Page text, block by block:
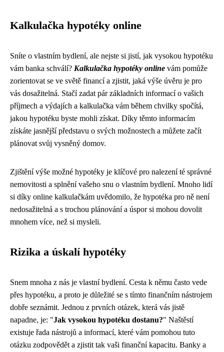
Kalkulačka hypotéky online
Sníte o vlastním bydlení, ale nejste si jistí, jak vysokou hypotéku
vám banka schválí? Kalkulačka hypotéky online vám pomůže
zorientovat se ve světě financí a zjistit, jaká výše úvěru je pro
vás dosažitelná. Stačí zadat pár základních informací o vašich
příjmech a výdajích a kalkulačka vám během chvilky spočítá,
jakou hypotéku byste mohli získat. Díky těmto informacím
získáte jasnější představu o svých možnostech a můžete začít
plánovat svůj vysněný domov.
Zjištění výše možné hypotéky je klíčové pro nalezení té správné
nemovitosti a splnění vašeho snu o vlastním bydlení. Mnoho lidí
si díky online kalkulačkám uvědomilo, že hypotéka pro ně není
nedosažitelná a s trochou plánování a úspor si mohou dovolit
mnohem více, než si mysleli.
Rizika a úskalí hypotéky
Snem mnoha z nás je vlastní bydlení. Cesta k němu často vede
přes hypotéku, a proto je důležité se s tímto finančním nástrojem
dobře seznámit. Jednou z prvních otázek, která vás jistě
napadne, je: "Jak vysokou hypotéku dostanu?" Naštěstí
existuje řada nástrojů a informací, které vám pomohou tuto
otázku zodpovědět a zjistit tak vaši finanční kapacitu. Banky a